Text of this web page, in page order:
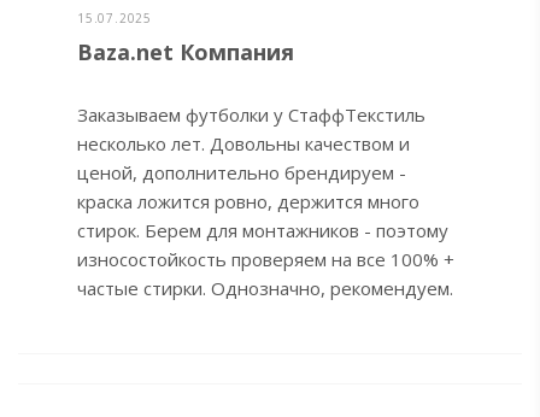
15.07.2025
Baza.net Компания
Заказываем футболки у СтаффТекстиль
несколько лет. Довольны качеством и
ценой, дополнительно брендируем -
краска ложится ровно, держится много
стирок. Берем для монтажников - поэтому
износостойкость проверяем на все 100% +
частые стирки. Однозначно, рекомендуем.